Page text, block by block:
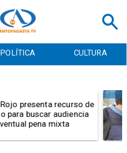
POLÍTICA CULTURA
Fiscalizaciones por Día de la
Niñez: 81% de jugueterías
resultan con sumario en
Antofagasta